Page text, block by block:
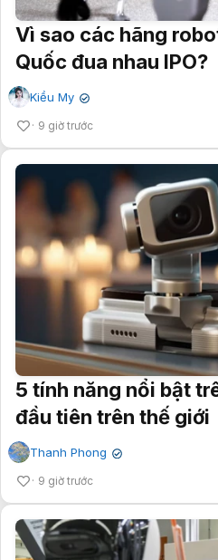
Vì sao các hãng
Quốc đua nhau IPO?
Kiều My ✔
9 giờ trước
5 tính năng nổi bật
đầu tiên trên thế giới
Thanh Phong ✔
9 giờ trước